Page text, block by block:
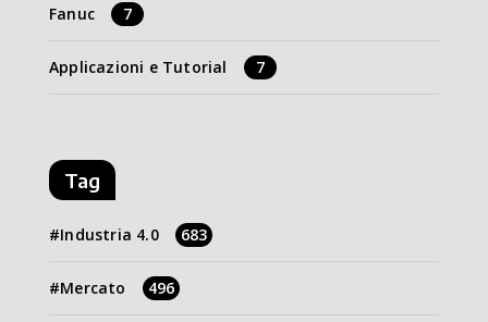
Fanuc 7
Applicazioni e Tutorial 7
Tag
Industria 4.0 683
Mercato 496